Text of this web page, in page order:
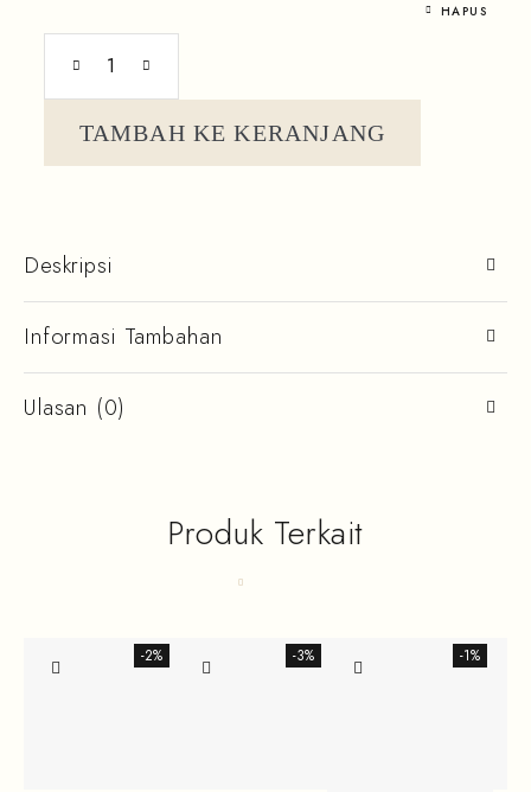
HAPUS
TAMBAH KE KERANJANG
Deskripsi
Informasi Tambahan
Ulasan (0)
Produk Terkait
-2% -3% -1%